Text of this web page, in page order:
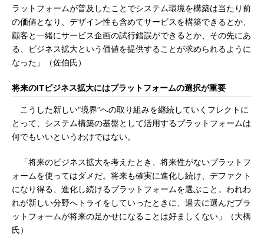
ラットフォームが普及したことでシステム環境を構築は当たり前
の価値となり、デザイン性も含めてサービスを構築できるとか、
顧客と一緒にサービス企画の試行錯誤ができるとか、その先にあ
る、ビジネス拡大という価値を提供することが求められるように
なった」（佐伯氏）
将来のITビジネス拡大にはプラットフォームの選択が重要
こうした新しい“境界”への取り組みを継続していくフレクトに
とって、システム構築の基盤として活用するプラットフォームは
何でもいいというわけではない。
「将来のビジネス拡大を考えたとき、将来性がないプラットフ
ォームを使ってはダメだ。将来も確実に進化し続け、デファクト
になり得る、進化し続けるプラットフォームを選ぶこと。われわ
れが新しい分野へトライをしていったときに、過去に選んだプラ
ットフォームが将来の足かせになることは好ましくない」（大橋
氏）